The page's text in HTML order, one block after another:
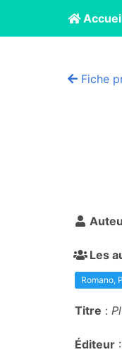
Fiche
Les
Romano,
Titre :
Éditeur